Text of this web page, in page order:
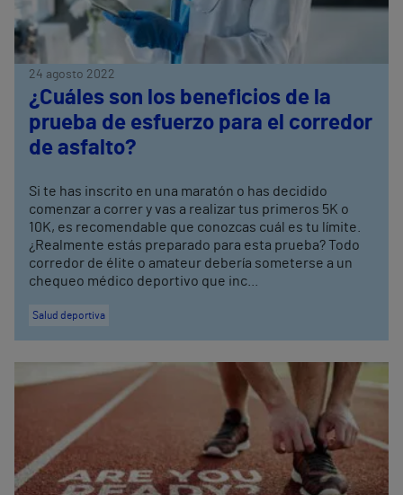
24 agosto 2022
¿Cuáles son los beneficios de la
prueba de esfuerzo para el corredor
de asfalto?
Si te has inscrito en una maratón o has decidido
comenzar a correr y vas a realizar tus primeros 5K o
10K, es recomendable que conozcas cuál es tu límite.
¿Realmente estás preparado para esta prueba? Todo
corredor de élite o amateur debería someterse a un
chequeo médico deportivo que inc...
Salud deportiva